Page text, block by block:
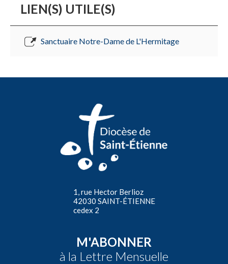
LIEN(S) UTILE(S)
Sanctuaire Notre-Dame de L'Hermitage
1, rue Hector Berlioz
42030 SAINT-ÉTIENNE
cedex 2
M'ABONNER
à la Lettre Mensuelle